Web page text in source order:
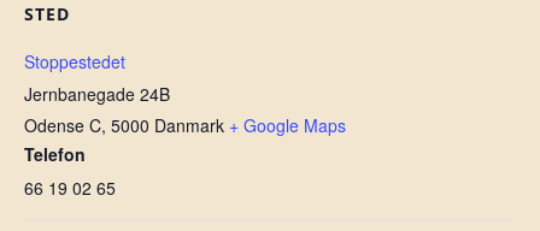
STED
Stoppestedet
Jernbanegade 24B
Odense C, 5000 Danmark + Google Maps
Telefon
66 19 02 65